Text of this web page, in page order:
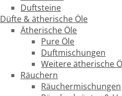
Duftsteine
Düfte & ätherische Öle
Ätherische Öle
Pure Öle
Duftmischungen
Weitere ätherische
Räuchern
Räuchermischungen